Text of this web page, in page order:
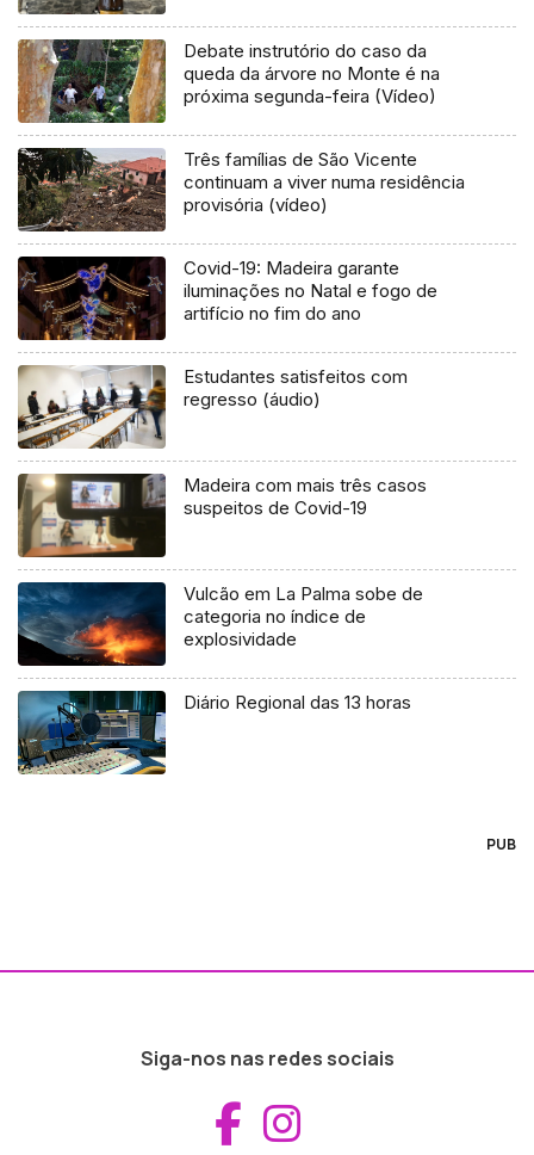
Debate instrutório do caso da
queda da árvore no Monte é na
próxima segunda-feira (Vídeo)
Três famílias de São Vicente
continuam a viver numa residência
provisória (vídeo)
Covid-19: Madeira garante
iluminações no Natal e fogo de
artifício no fim do ano
Estudantes satisfeitos com
regresso (áudio)
Madeira com mais três casos
suspeitos de Covid-19
Vulcão em La Palma sobe de
categoria no índice de
explosividade
Diário Regional das 13 horas
PUB
Siga-nos nas redes sociais
Aceder ao